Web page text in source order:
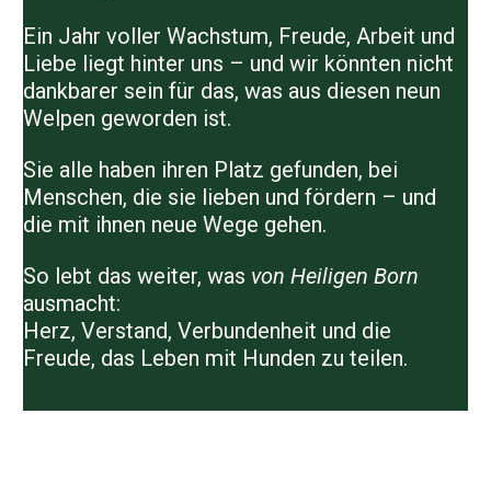
Ein Jahr voller Wachstum, Freude, Arbeit und
Liebe liegt hinter uns – und wir könnten nicht
dankbarer sein für das, was aus diesen neun
Welpen geworden ist.
Sie alle haben ihren Platz gefunden, bei
Menschen, die sie lieben und fördern – und
die mit ihnen neue Wege gehen.
So lebt das weiter, was von Heiligen Born
ausmacht:
Herz, Verstand, Verbundenheit und die
Freude, das Leben mit Hunden zu teilen.